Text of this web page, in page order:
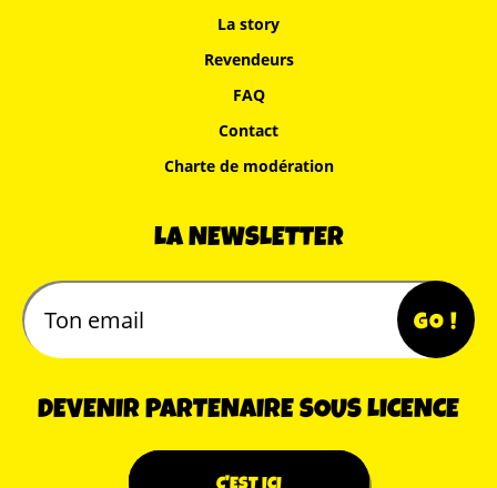
La story
Revendeurs
FAQ
Contact
Charte de modération
LA NEWSLETTER
DEVENIR PARTENAIRE SOUS LICENCE